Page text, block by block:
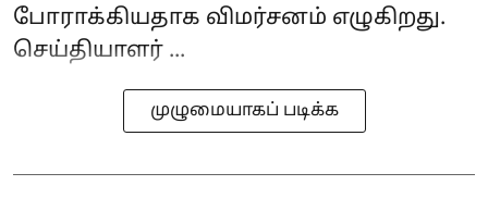
போராக்கியதாக விமர்சனம் எழுகிறது.
செய்தியாளர் ...
முழுமையாகப் படிக்க